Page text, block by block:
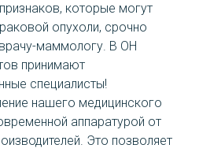
которые могут
опухоли, срочно
маммологу. В ОН
принимают
специалисты!
нашего медицинского
аппаратурой от
Это позволяет